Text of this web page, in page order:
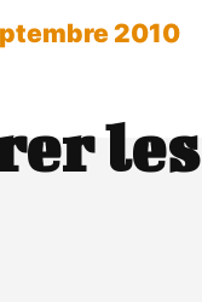
2010
les